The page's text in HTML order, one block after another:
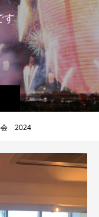
す
会 2024